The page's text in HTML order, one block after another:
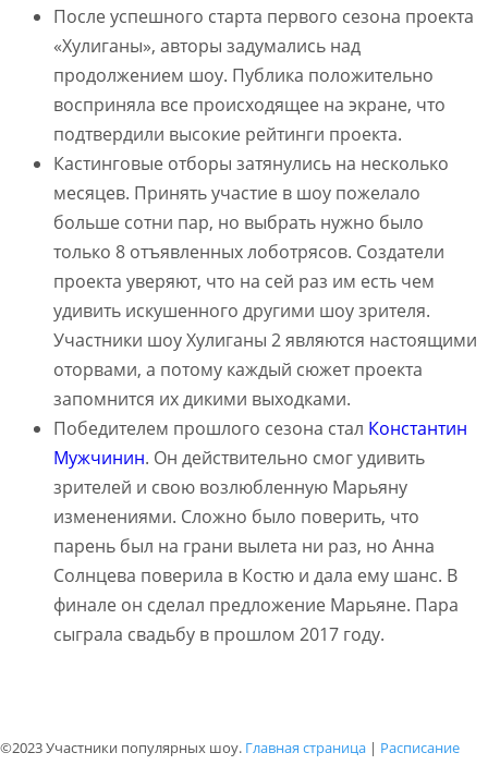
После успешного старта первого сезона проекта
«Хулиганы», авторы задумались над
продолжением шоу. Публика положительно
восприняла все происходящее на экране, что
подтвердили высокие рейтинги проекта.
Кастинговые отборы затянулись на несколько
месяцев. Принять участие в шоу пожелало
больше сотни пар, но выбрать нужно было
только 8 отъявленных лоботрясов. Создатели
проекта уверяют, что на сей раз им есть чем
удивить искушенного другими шоу зрителя.
Участники шоу Хулиганы 2 являются настоящими
оторвами, а потому каждый сюжет проекта
запомнится их дикими выходками.
Победителем прошлого сезона стал Константин
Мужчинин. Он действительно смог удивить
зрителей и свою возлюбленную Марьяну
изменениями. Сложно было поверить, что
парень был на грани вылета ни раз, но Анна
Солнцева поверила в Костю и дала ему шанс. В
финале он сделал предложение Марьяне. Пара
сыграла свадьбу в прошлом 2017 году.
©2023 Участники популярных шоу. Главная страница | Расписание